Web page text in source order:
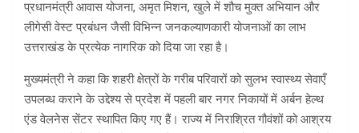
प्रधानमंत्री आवास योजना, अमृत मिशन, खुले में शौच मुक्त अभियान और
लीगेसी वेस्ट प्रबंधन जैसी विभिन्न जनकल्याणकारी योजनाओं का लाभ
उत्तराखंड के प्रत्येक नागरिक को दिया जा रहा है।
मुख्यमंत्री ने कहा कि शहरी क्षेत्रों के गरीब परिवारों को सुलभ स्वास्थ्य सेवाएँ
उपलब्ध कराने के उद्देश्य से प्रदेश में पहली बार नगर निकायों में अर्बन हेल्थ
एंड वेलनेस सेंटर स्थापित किए गए हैं। राज्य में निराश्रित गौवंशों को आश्रय